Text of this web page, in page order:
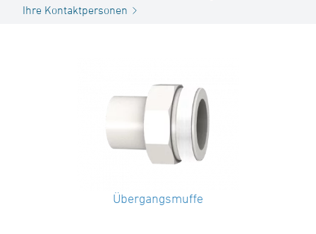
Ihre Kontaktpersonen
Übergangsmuffe